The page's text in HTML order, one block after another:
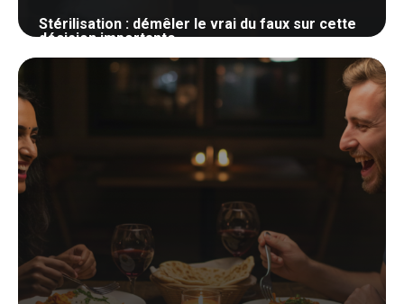
Stérilisation : démêler le vrai du faux sur cette
décision importante